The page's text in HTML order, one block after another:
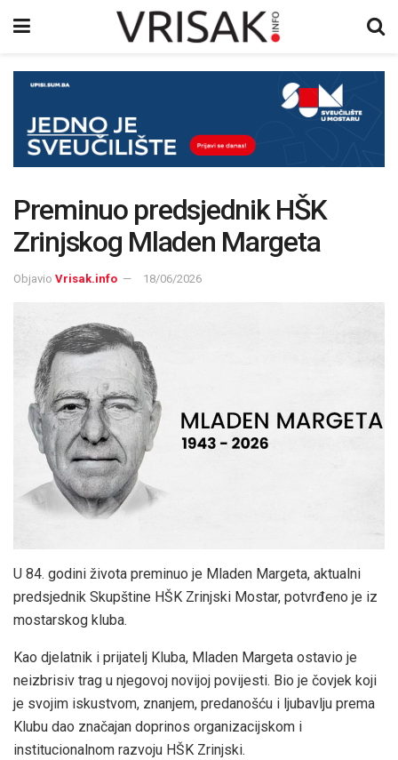
Preminuo predsjednik HŠK
Zrinjskog Mladen Margeta
Objavio Vrisak.info 18/06/2026
U 84. godini života preminuo je Mladen Margeta, aktualni
predsjednik Skupštine HŠK Zrinjski Mostar, potvrđeno je iz
mostarskog kluba.
Kao djelatnik i prijatelj Kluba, Mladen Margeta ostavio je
neizbrisiv trag u njegovoj novijoj povijesti. Bio je čovjek koji
je svojim iskustvom, znanjem, predanošću i ljubavlju prema
Klubu dao značajan doprinos organizacijskom i
institucionalnom razvoju HŠK Zrinjski.